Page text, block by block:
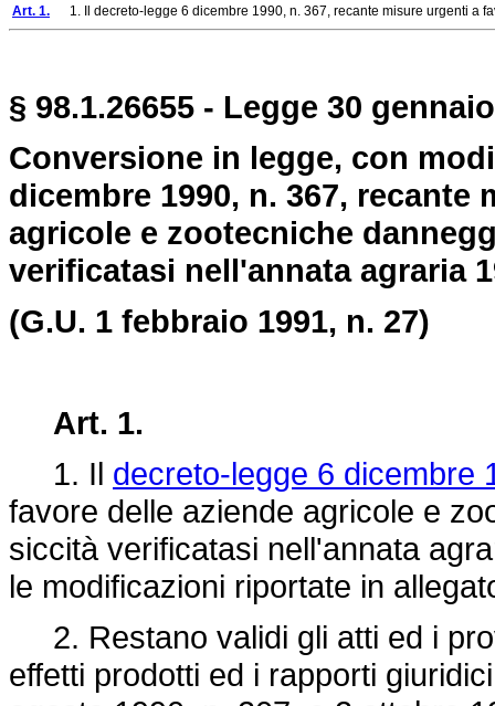
Art. 1. 1. Il decreto-legge 6 dicembre 1990, n. 367, recante misure urgenti a
§ 98.1.26655 - Legge 30
Conversione in legge, con
dicembre 1990, n. 367,
agricole e zootecniche
verificatasi nell'annata agraria
(G.U. 1 febbraio 1991, n. 27)
Art. 1.
1. Il decreto-legge 6 dicembre
favore delle aziende agricole e
siccità verificatasi nell'annata
le modificazioni riportate in
2. Restano validi gli atti ed i
effetti prodotti ed i rapporti